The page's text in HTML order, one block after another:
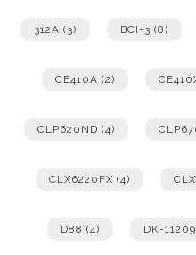
312A (3) BCI-3 (8)
CE410A (2)
CLP620ND (4)
CLX6220FX (4)
D88 (4) DK-11209